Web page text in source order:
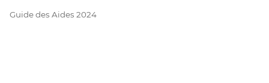
Guide des Aides 2024